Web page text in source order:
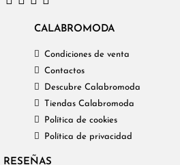
CALABROMODA
Condiciones de venta
Contactos
Descubre Calabromoda
Tiendas Calabromoda
Política de cookies
Política de privacidad
RESEÑAS